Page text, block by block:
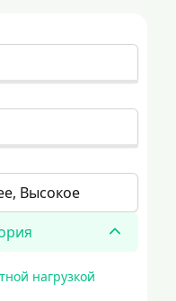
Высокое
нагрузкой